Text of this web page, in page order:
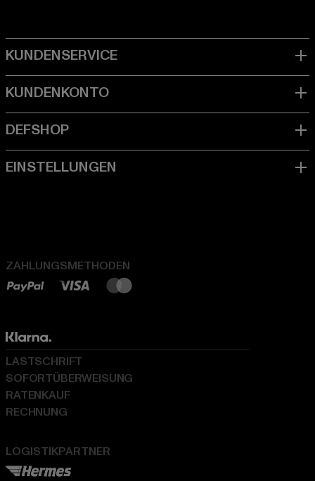
ZAHLUNGSMETHODEN
LOGISTIKPARTNER
LASTSCHRIFT
SOFORTÜBERWEISUNG
RATENKAUF
RECHNUNG